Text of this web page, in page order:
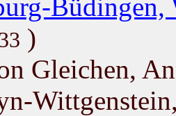
Büdingen,
)
Gleichen,